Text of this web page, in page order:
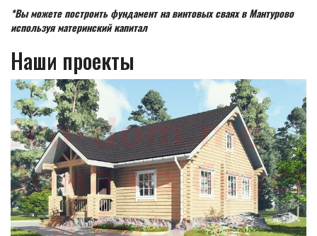
*Вы можете построить фундамент на винтовых сваях в Мантурово
используя материнский капитал
Наши проекты